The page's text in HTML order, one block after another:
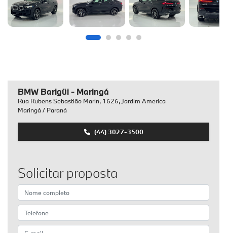
BMW Barigüi - Maringá
Rua Rubens Sebastião Marin, 1626, Jardim America
Maringá / Paraná
(44) 3027-3500
Solicitar proposta